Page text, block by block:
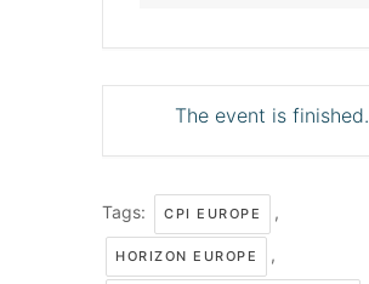
The event is finished.
Tags: CPI EUROPE ,
HORIZON EUROPE ,